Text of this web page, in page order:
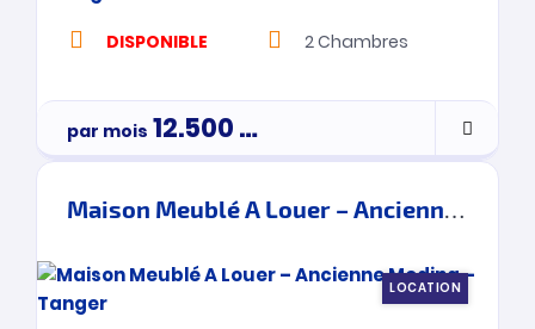
DISPONIBLE 2Chambres
par mois 12.500Dh
Maison Meublé A Louer – Ancienne Medina – Tanger
LOCATION